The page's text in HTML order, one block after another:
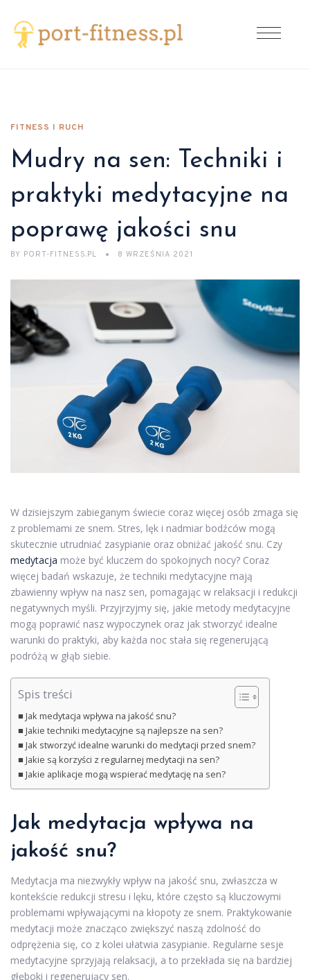
FITNESS I RUCH
Mudry na sen: Techniki i
praktyki medytacyjne na
poprawę jakości snu
BY PORT-FITNESS.PL 8 WRZEŚNIA 2021
W dzisiejszym zabieganym świecie coraz więcej osób zmaga się
z problemami ze snem. Stres, lęk i nadmiar bodźców mogą
skutecznie utrudniać zasypianie oraz obniżać jakość snu. Czy
medytacja może być kluczem do spokojnych nocy? Coraz
więcej badań wskazuje, że techniki medytacyjne mają
zbawienny wpływ na nasz sen, pomagając w relaksacji i redukcji
negatywnych myśli. Przyjrzyjmy się, jakie metody medytacyjne
mogą poprawić nasz wypoczynek oraz jak stworzyć idealne
warunki do praktyki, aby każda noc stała się regenerującą
podróżą w głąb siebie.
Spis treści
Jak medytacja wpływa na jakość snu?
Jakie techniki medytacyjne są najlepsze na sen?
Jak stworzyć idealne warunki do medytacji przed snem?
Jakie są korzyści z regularnej medytacji na sen?
Jakie aplikacje mogą wspierać medytację na sen?
Jak medytacja wpływa na
jakość snu?
Medytacja ma niezwykły wpływ na jakość snu, zwłaszcza w
kontekście redukcji stresu i lęku, które często są kluczowymi
problemami wpływającymi na kłopoty ze snem. Praktykowanie
medytacji może znacząco zwiększyć naszą zdolność do
odprężenia się, co z kolei ułatwia zasypianie. Regularne sesje
medytacyjne sprzyjają relaksacji, a to przekłada się na bardziej
głęboki i regenerujący sen.